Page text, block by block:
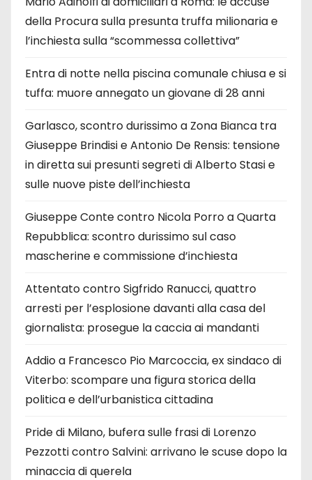
della Procura sulla presunta truffa milionaria e
l’inchiesta sulla “scommessa collettiva”
Entra di notte nella piscina comunale chiusa e si
tuffa: muore annegato un giovane di 28 anni
Garlasco, scontro durissimo a Zona Bianca tra
Giuseppe Brindisi e Antonio De Rensis: tensione
in diretta sui presunti segreti di Alberto Stasi e
sulle nuove piste dell’inchiesta
Giuseppe Conte contro Nicola Porro a Quarta
Repubblica: scontro durissimo sul caso
mascherine e commissione d’inchiesta
Attentato contro Sigfrido Ranucci, quattro
arresti per l’esplosione davanti alla casa del
giornalista: prosegue la caccia ai mandanti
Addio a Francesco Pio Marcoccia, ex sindaco di
Viterbo: scompare una figura storica della
politica e dell’urbanistica cittadina
Pride di Milano, bufera sulle frasi di Lorenzo
Pezzotti contro Salvini: arrivano le scuse dopo la
minaccia di querela